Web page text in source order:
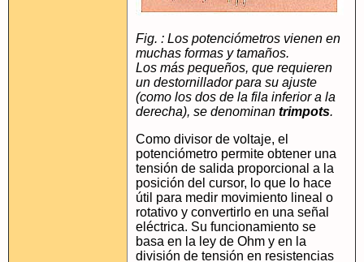
Fig. : Los potenciómetros vienen en
muchas formas y tamaños.
Los más pequeños, que requieren
un destornillador para su ajuste
(como los dos de la fila inferior a la
derecha), se denominan trimpots.
Como divisor de voltaje, el
potenciómetro permite obtener una
tensión de salida proporcional a la
posición del cursor, lo que lo hace
útil para medir movimiento lineal o
rotativo y convertirlo en una señal
eléctrica. Su funcionamiento se
basa en la ley de Ohm y en la
división de tensión en resistencias